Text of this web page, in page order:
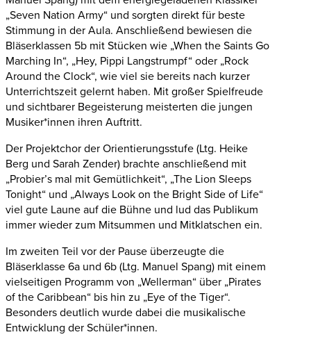
„Seven Nation Army“ und sorgten direkt für beste
Stimmung in der Aula. Anschließend bewiesen die
Bläserklassen 5b mit Stücken wie „When the Saints Go
Marching In“, „Hey, Pippi Langstrumpf“ oder „Rock
Around the Clock“, wie viel sie bereits nach kurzer
Unterrichtszeit gelernt haben. Mit großer Spielfreude
und sichtbarer Begeisterung meisterten die jungen
Musiker*innen ihren Auftritt.
Der Projektchor der Orientierungsstufe (Ltg. Heike
Berg und Sarah Zender) brachte anschließend mit
„Probier’s mal mit Gemütlichkeit“, „The Lion Sleeps
Tonight“ und „Always Look on the Bright Side of Life“
viel gute Laune auf die Bühne und lud das Publikum
immer wieder zum Mitsummen und Mitklatschen ein.
Im zweiten Teil vor der Pause überzeugte die
Bläserklasse 6a und 6b (Ltg. Manuel Spang) mit einem
vielseitigen Programm von „Wellerman“ über „Pirates
of the Caribbean“ bis hin zu „Eye of the Tiger“.
Besonders deutlich wurde dabei die musikalische
Entwicklung der Schüler*innen.